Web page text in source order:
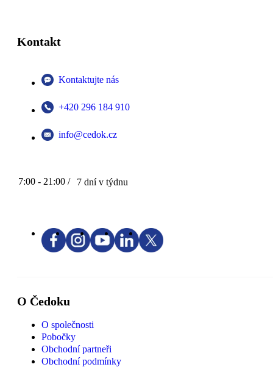
Kontakt
Kontaktujte nás
+420 296 184 910
info@cedok.cz
7:00 - 21:00 / 7 dní v týdnu
O Čedoku
O společnosti
Pobočky
Obchodní partneři
Obchodní podmínky